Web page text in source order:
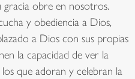
obre en nosotros.
y obediencia a Dios,
a Dios con sus propias
la capacidad de ver la
que adoran y celebran la